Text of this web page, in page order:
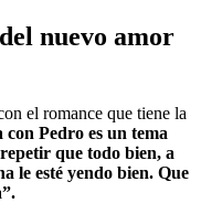
nuevo amor
el romance que tiene la
Pedro es un tema
que todo bien, a
le esté yendo bien. Que